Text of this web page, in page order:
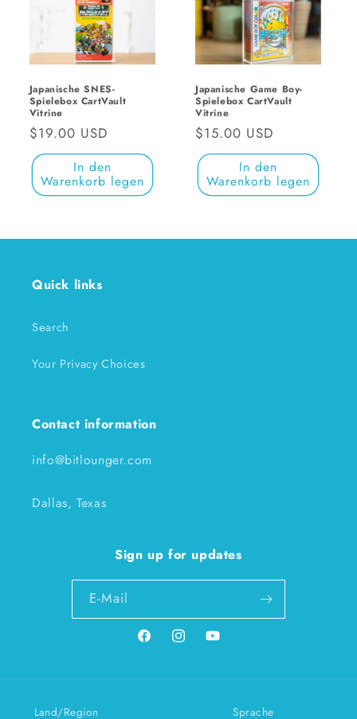
Japanische SNES-
Spielebox CartVault
Vitrine
Normaler
Preis
$19.00 USD
In den
Warenkorb legen
Japanische Game Boy-
Spielebox CartVault
Vitrine
Normaler
Preis
$15.00 USD
In den
Warenkorb legen
Quick links
Search
Your Privacy Choices
Contact information
info@bitlounger.com
Dallas, Texas
Sign up for updates
E-Mail
FacebookInstagramYouTube
Land/Region Sprache